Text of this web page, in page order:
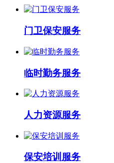
门卫保安服务
临时勤务服务
人力资源服务
保安培训服务